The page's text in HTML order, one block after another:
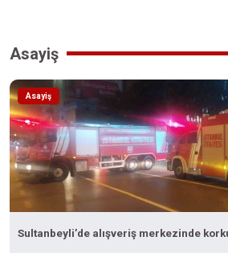
Asayiş
Asayiş
Sultanbeyli’de alışveriş merkezinde